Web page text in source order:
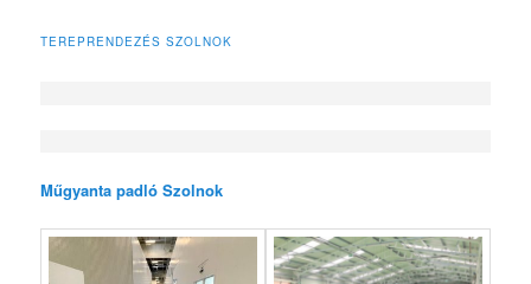
TEREPRENDEZÉS SZOLNOK
Műgyanta padló Szolnok